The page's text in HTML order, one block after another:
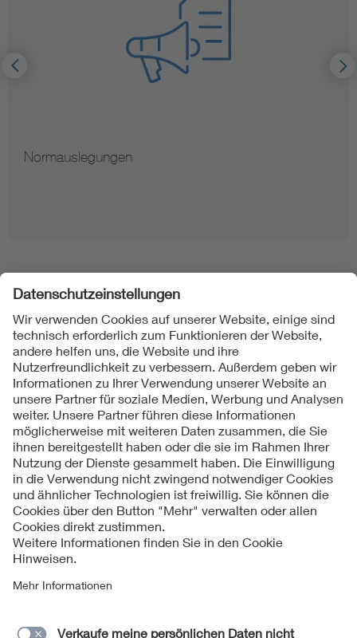
Normauslegungen
Folgen Sie uns
Kontakt
Impressum
Datenschutzinformationen
Cookie Hinweise
Compliance